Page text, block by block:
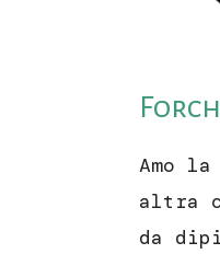
Amo
altra
da